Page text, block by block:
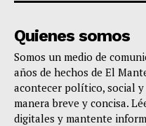
Quienes somos
Somos un medio de
años de hechos de El
acontecer político, social
manera breve y concisa.
digitales y mantente